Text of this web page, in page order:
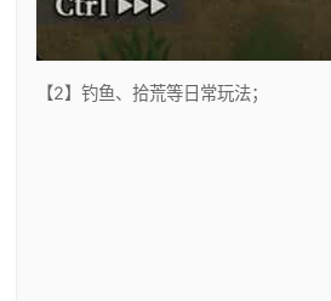
【2】钓鱼、拾荒等日常玩法；